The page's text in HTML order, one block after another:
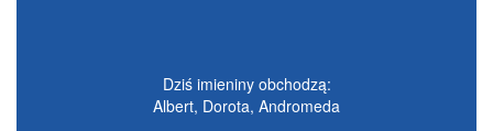
Dziś imieniny obchodzą:
Albert, Dorota, Andromeda